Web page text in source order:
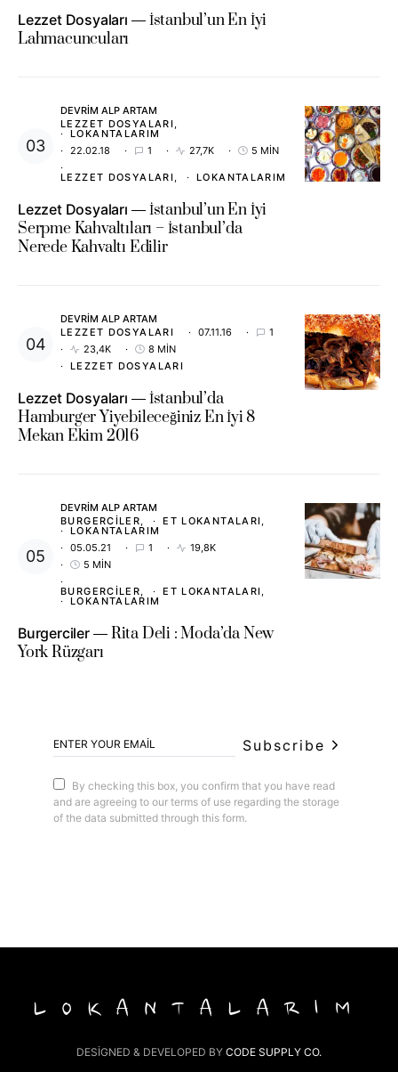
Lezzet Dosyaları
İstanbul’un En İyi
Lahmacuncuları
DEVRIM ALP ARTAM
LEZZET DOSYALARI
LOKANTALARIM
22.02.18
1 27,7K 5 MIN
LEZZET DOSYALARI LOKANTALARIM
Lezzet Dosyaları
İstanbul’un En İyi
Serpme Kahvaltıları – İstanbul’da
Nerede Kahvaltı Edilir
DEVRIM ALP ARTAM
LEZZET DOSYALARI
07.11.16
1
23,4K
8 MIN
LEZZET DOSYALARI
Lezzet Dosyaları
İstanbul’da
Hamburger Yiyebileceğiniz En İyi 8
Mekan Ekim 2016
DEVRIM ALP ARTAM
BURGERCILER
ET LOKANTALARI
LOKANTALARIM
05.05.21
1
19,8K
5 MIN
BURGERCILER ET LOKANTALARI
LOKANTALARIM
Burgerciler
Rita Deli : Moda’da New
York Rüzgarı
Subscribe
By checking this box, you confirm that you have read
and are agreeing to our terms of use regarding the storage
of the data submitted through this form.
LOKANTALARIM
DESIGNED & DEVELOPED BY CODE SUPPLY CO.